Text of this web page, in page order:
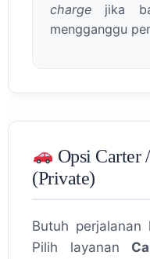
charge jika
mengganggu
Opsi Carter
(Private)
Butuh
Pilih layanan